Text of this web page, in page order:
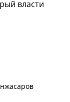
власти